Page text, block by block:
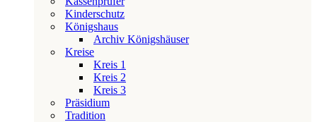
Kinderschutz
Königshaus
Archiv Königshäuser
Kreise
Kreis 1
Kreis 2
Kreis 3
Präsidium
Tradition